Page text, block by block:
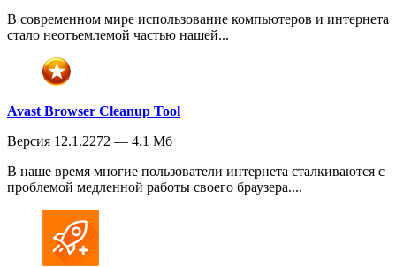
В современном мире использование компьютеров и интернета
стало неотъемлемой частью нашей...
Avast Browser Cleanup Tool
Версия 12.1.2272 — 4.1 Мб
В наше время многие пользователи интернета сталкиваются с
проблемой медленной работы своего браузера....